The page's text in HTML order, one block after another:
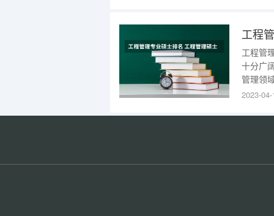
工程
工程管
十分广
管理领
融等。
生提供
2023-